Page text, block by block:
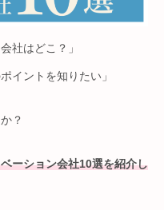
社はどこ？」
イントを知りたい」
？
ーション会社10選を紹介し